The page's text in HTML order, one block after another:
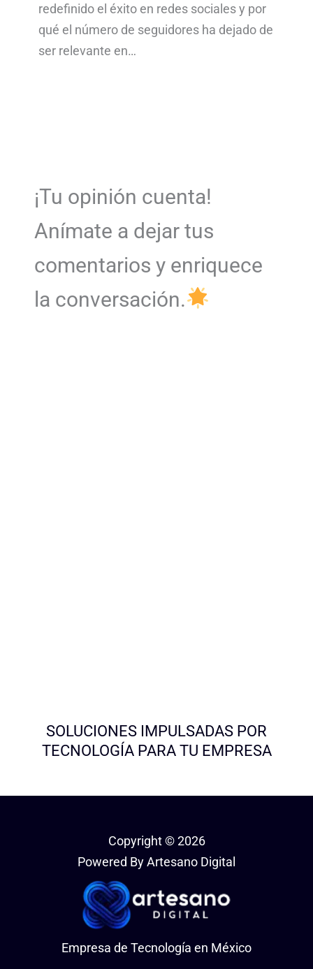
redefinido el éxito en redes sociales y por
qué el número de seguidores ha dejado de
ser relevante en…
¡Tu opinión cuenta!
Anímate a dejar tus
comentarios y enriquece
la conversación.
SOLUCIONES IMPULSADAS POR
TECNOLOGÍA PARA TU EMPRESA
Copyright © 2026
Powered By Artesano Digital
Empresa de Tecnología en México